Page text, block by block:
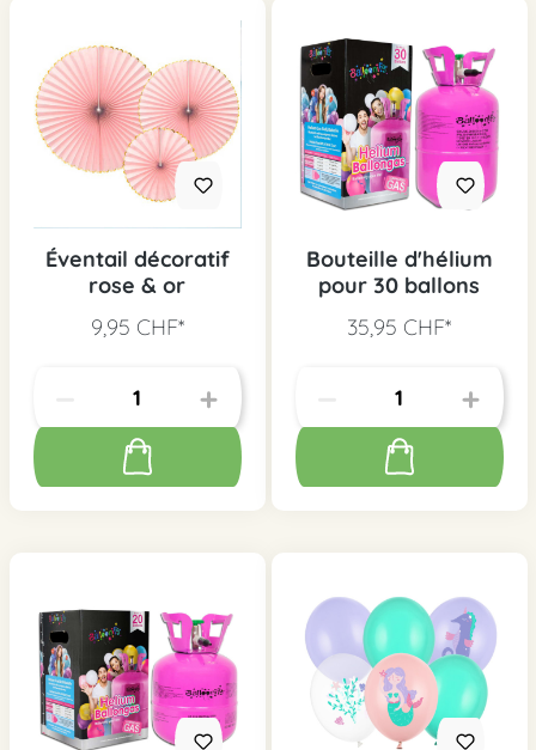
Éventail décoratif
rose & or
9,95 CHF*
Bouteille d'hélium
pour 30 ballons
35,95 CHF*